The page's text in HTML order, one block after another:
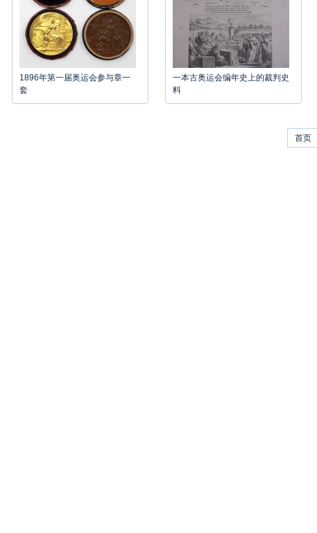
1896年第一届奥运会参与章一
套
一本古奥运会编年史上的裁判史
料
首页